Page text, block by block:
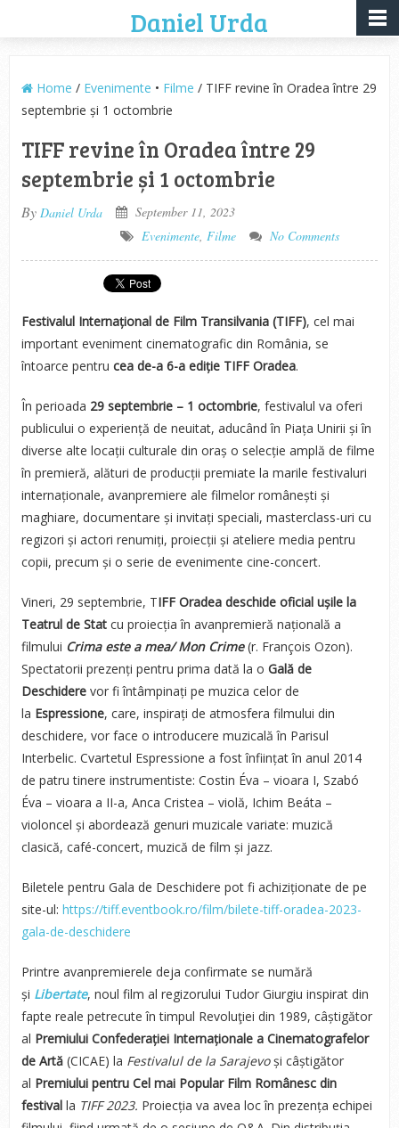
Daniel Urda
Home / Evenimente • Filme / TIFF revine în Oradea între 29
septembrie și 1 octombrie
TIFF revine în Oradea între 29
septembrie și 1 octombrie
By Daniel Urda
September 11, 2023
Evenimente, Filme No Comments
Festivalul Internațional de Film Transilvania (TIFF), cel mai
important eveniment cinematografic din România, se
întoarce pentru cea de-a 6-a ediție TIFF Oradea.
În perioada 29 septembrie – 1 octombrie, festivalul va oferi
publicului o experiență de neuitat, aducând în Piața Unirii și în
diverse alte locații culturale din oraș o selecție amplă de filme
în premieră, alături de producții premiate la marile festivaluri
internaționale, avanpremiere ale filmelor românești și
maghiare, documentare și invitați speciali, masterclass-uri cu
regizori și actori renumiți, proiecții și ateliere media pentru
copii, precum și o serie de evenimente cine-concert.
Vineri, 29 septembrie, TIFF Oradea deschide oficial ușile la
Teatrul de Stat cu proiecția în avanpremieră națională a
filmului Crima este a mea/ Mon Crime(r. François Ozon).
Spectatorii prezenți pentru prima dată la o Gală de
Deschiderevor fi întâmpinați pe muzica celor de
la Espressione, care, inspirați de atmosfera filmului din
deschidere, vor face o introducere muzicală în Parisul
Interbelic. Cvartetul Espressione a fost înființat în anul 2014
de patru tinere instrumentiste: Costin Éva – vioara I, Szabó
Éva – vioara a II-a, Anca Cristea – violă, Ichim Beáta –
violoncel și abordează genuri muzicale variate: muzică
clasică, café-concert, muzică de film și jazz.
Biletele pentru Gala de Deschidere pot fi achiziționate de pe
site-ul: https://tiff.eventbook.ro/film/bilete-tiff-oradea-2023-
gala-de-deschidere
Printre avanpremierele deja confirmate se numără
și Libertate, noul film al regizorului Tudor Giurgiu inspirat din
fapte reale petrecute în timpul Revoluţiei din 1989, câștigător
al Premiului Confederației Internaționale a Cinematografelor
de Artă(CICAE) la Festivalul de la Sarajevoși câștigător
al Premiului pentru Cel mai Popular Film Românesc din
festival la TIFF 2023. Proiecția va avea loc în prezența echipei